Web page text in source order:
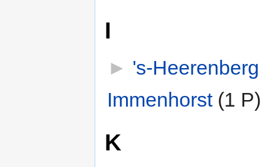
I
► 's-Heerenberg
Immenhorst‎ (1 P)
K